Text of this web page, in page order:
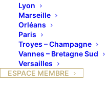
Lyon
Marseille
Orléans
Paris
Troyes – Champagne
Vannes – Bretagne Sud
Versailles
ESPACE MEMBRE
Première rencontre du
Danton, animée par
dans un premier temps,